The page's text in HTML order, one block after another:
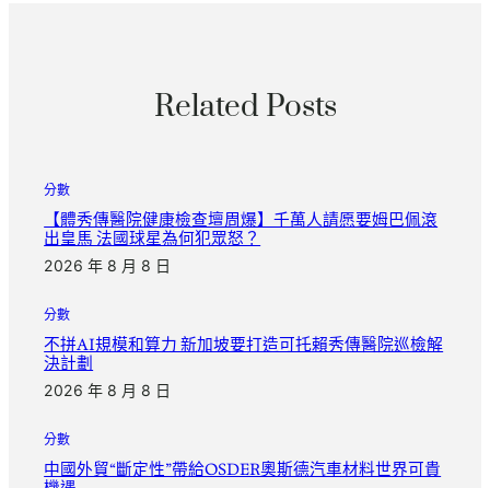
Related Posts
分數
【體秀傳醫院健康檢查壇周爆】千萬人請愿要姆巴佩滾
出皇馬 法國球星為何犯眾怒？
2026 年 8 月 8 日
分數
不拼AI規模和算力 新加坡要打造可托賴秀傳醫院巡檢解
決計劃
2026 年 8 月 8 日
分數
中國外貿“斷定性”帶給OSDER奧斯德汽車材料世界可貴